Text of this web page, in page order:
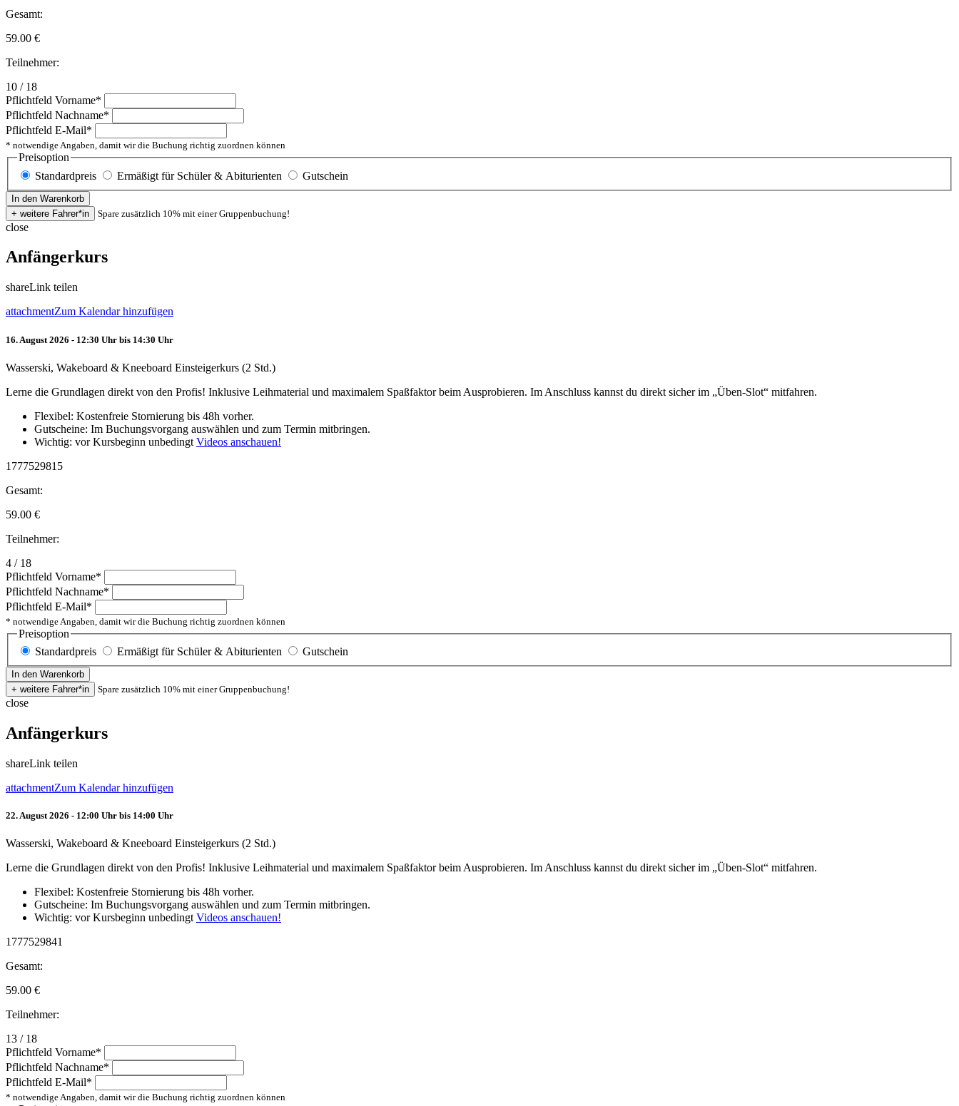
Gesamt:
59.00 €
Teilnehmer:
10 / 18
Pflichtfeld Vorname*
Pflichtfeld Nachname*
Pflichtfeld E-Mail*
* notwendige Angaben, damit wir die Buchung richtig zuordnen können
Preisoption
Standardpreis
Ermäßigt für Schüler & Abiturienten Gutschein
Spare zusätzlich 10% mit einer Gruppenbuchung!
close
Anfängerkurs
shareLink teilen
attachmentZum Kalendar hinzufügen
16. August 2026 - 12:30 Uhr bis 14:30 Uhr
Wasserski, Wakeboard & Kneeboard Einsteigerkurs (2 Std.)
Lerne die Grundlagen direkt von den Profis! Inklusive Leihmaterial und maximalem Spaßfaktor beim Ausprobieren. Im Anschluss kannst du direkt sicher im „Üben-Slot“ mitfahren.
Flexibel: Kostenfreie Stornierung bis 48h vorher.
Gutscheine: Im Buchungsvorgang auswählen und zum Termin mitbringen.
Wichtig: vor Kursbeginn unbedingt Videos anschauen!
1777529815
Gesamt:
59.00 €
Teilnehmer:
4 / 18
Pflichtfeld Vorname*
Pflichtfeld Nachname*
Pflichtfeld E-Mail*
* notwendige Angaben, damit wir die Buchung richtig zuordnen können
Preisoption
Standardpreis
Ermäßigt für Schüler & Abiturienten Gutschein
Spare zusätzlich 10% mit einer Gruppenbuchung!
close
Anfängerkurs
shareLink teilen
attachmentZum Kalendar hinzufügen
22. August 2026 - 12:00 Uhr bis 14:00 Uhr
Wasserski, Wakeboard & Kneeboard Einsteigerkurs (2 Std.)
Lerne die Grundlagen direkt von den Profis! Inklusive Leihmaterial und maximalem Spaßfaktor beim Ausprobieren. Im Anschluss kannst du direkt sicher im „Üben-Slot“ mitfahren.
Flexibel: Kostenfreie Stornierung bis 48h vorher.
Gutscheine: Im Buchungsvorgang auswählen und zum Termin mitbringen.
Wichtig: vor Kursbeginn unbedingtVideos anschauen!
1777529841
Gesamt:
59.00 €
Teilnehmer:
13 / 18
Pflichtfeld Vorname*
Pflichtfeld Nachname*
Pflichtfeld E-Mail*
* notwendige Angaben, damit wir die Buchung richtig zuordnen können